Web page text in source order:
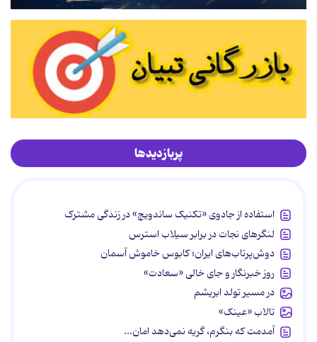
پربازدیدها
استفاده از جادوی «تکنیک ساندویچ» در زندگی مشترک
لنگرهای نجات در برابر سیلاب استرس
دوش‌پرتاب‌های ایران؛ کابوس خاموش آسمان
روز خبرنگار و جای خالی «سعادت»
در مسیر تولد ابریشم
تالاب «عینک»
آمدمت که بنگرم، گریه نمی‌دهد امان...